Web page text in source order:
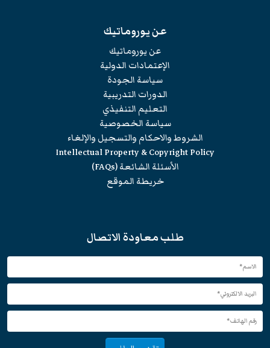
عن يوروماتيك
عن يوروماتيك
الإعتمادات الدولية
سياسة الجودة
الدورات التدريبية
التعليم التنفيذي
سياسة الخصوصية
الشروط والاحكام والتسجيل والإلغاء
Intellectual Property & Copyright Policy
الأسئلة الشائعة (FAQs)
خريطة الموقع
طلب معاودة الاتصال